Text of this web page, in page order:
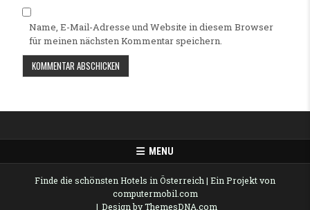
Name, E-Mail-Adresse und Website in diesem Browser
für meinen nächsten Kommentar speichern.
MENU
Finde die schönsten Hotels in Österreich | Ein Projekt von
computermobil.com
Design by ThemesDNA.com